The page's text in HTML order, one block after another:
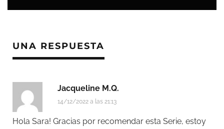
UNA RESPUESTA
Jacqueline M.Q.
14/12/2022 a las 21:13
Hola Sara! Gracias por recomendar esta Serie, estoy